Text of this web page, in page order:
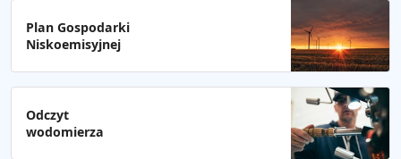
Plan Gospodarki
Niskoemisyjnej
Odczyt
wodomierza